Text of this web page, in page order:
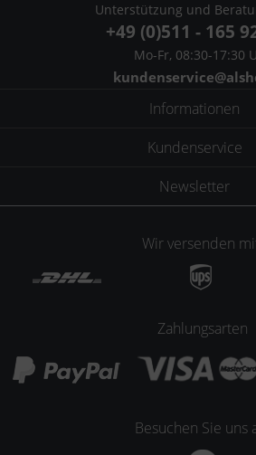
Unterstützung und
+49 (0)511 - 165
Mo-Fr, 08:30-17:30
Informationen
Kundenservice
Newsletter
Wir versenden
Zahlungsarten
Besuchen Sie uns